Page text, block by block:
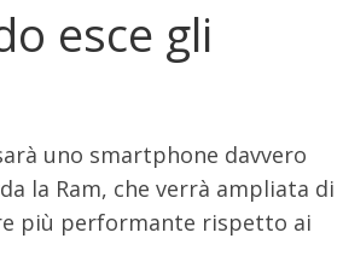
esce gli
uno smartphone davvero
la Ram, che verrà ampliata di
più performante rispetto ai